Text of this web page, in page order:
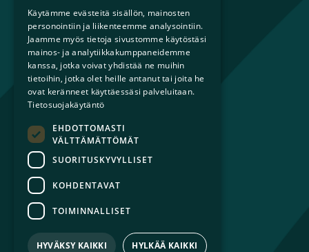
Lapsiperheille
Ammattilaisille
Päättäjille
Ajankohtaista
Tilaa uutiskirje
Liity jäseneksi
Yhteystiedot
© 2026 Sateenkaariperheet ry
Tietosuojaseloste
Käytämme evästeitä sisällön, mainosten
personointiin ja liikenteemme analysointiin.
Jaamme myös tietoja sivustomme käytöstäsi
mainos- ja analytiikkakumppaneidemme
kanssa, jotka voivat yhdistää ne muihin
tietoihin, jotka olet heille antanut tai joita he
ovat keränneet käyttäessäsi palveluitaan.
Tietosuojakäytäntö
EHDOTTOMASTI
VÄLTTÄMÄTTÖMÄT
SUORITUSKYVYLLISET
KOHDENTAVAT
TOIMINNALLISET
HYVÄKSY KAIKKI HYLKÄÄ KAIKKI